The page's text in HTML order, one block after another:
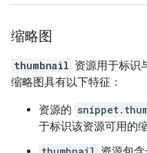
缩略图
thumbnail 资源用于标识
缩略图具有以下特征：
资源的
于标识该资源可用的缩